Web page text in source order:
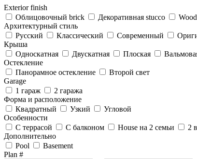
Exterior finish
Облицовочный brick
Декоративная stucco Wood
Архитектурный стиль
Русский
Классический Современный
Крыша
Односкатная
Двускатная Плоская
Остекление
Панорамное остекление
Второй свет
Garage
1 гараж
2 гаража
Форма и расположение
Квадратный
Узкий
Угловой
Особенности
С террасой
С балконом House на 2 семьи
2
Дополнительно
Pool
Basement
Plan #